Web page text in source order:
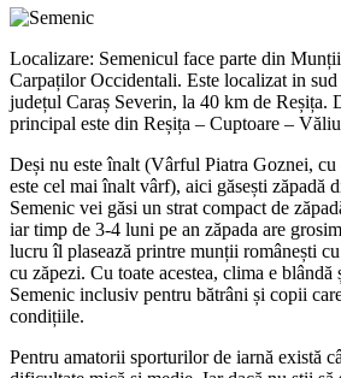
Localizare: Semenicul face parte din
Carpaților Occidentali. Este localizat in
județul Caraș Severin, la 40 km de Reșița.
principal este din Reșița – Cuptoare –
Deși nu este înalt (Vârful Piatra Goznei,
este cel mai înalt vârf), aici găsești zăpadă
Semenic vei găsi un strat compact de
iar timp de 3-4 luni pe an zăpada are
lucru îl plasează printre munții românești
cu zăpezi. Cu toate acestea, clima e blândă
Semenic inclusiv pentru bătrâni și copii
condițiile.
Pentru amatorii sporturilor de iarnă există